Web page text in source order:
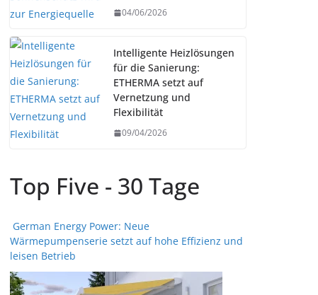
04/06/2026
Intelligente Heizlösungen
für die Sanierung:
ETHERMA setzt auf
Vernetzung und
Flexibilität
09/04/2026
Top Five - 30 Tage
German Energy Power: Neue
Wärmepumpenserie setzt auf hohe Effizienz und
leisen Betrieb